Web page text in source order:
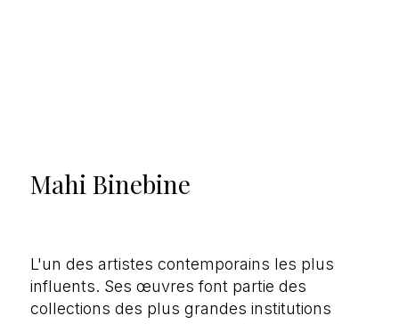
Mahi Binebine
L'un des artistes contemporains les plus
influents. Ses œuvres font partie des
collections des plus grandes institutions